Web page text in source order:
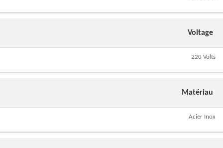
Voltage
220 Volts
Matériau
Acier Inox